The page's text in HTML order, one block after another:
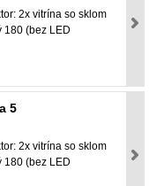
2x vitrína so sklom
180 (bez LED
5
2x vitrína so sklom
180 (bez LED